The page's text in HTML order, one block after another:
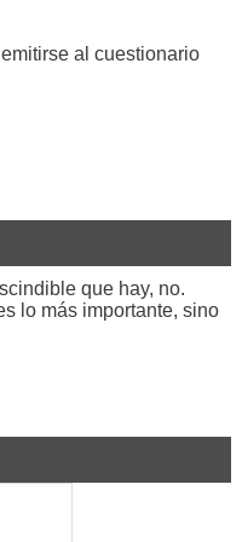
al cuestionario
que hay, no.
lo más importante, sino